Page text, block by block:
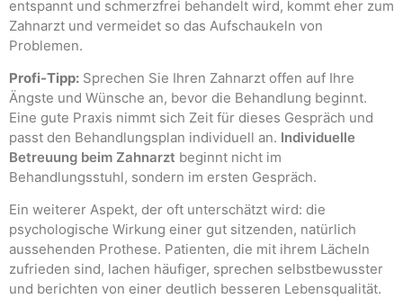
entspannt und schmerzfrei behandelt wird, kommt eher zum
Zahnarzt und vermeidet so das Aufschaukeln von
Problemen.
Profi-Tipp: Sprechen Sie Ihren Zahnarzt offen auf Ihre
Ängste und Wünsche an, bevor die Behandlung beginnt.
Eine gute Praxis nimmt sich Zeit für dieses Gespräch und
passt den Behandlungsplan individuell an. Individuelle
Betreuung beim Zahnarzt beginnt nicht im
Behandlungsstuhl, sondern im ersten Gespräch.
Ein weiterer Aspekt, der oft unterschätzt wird: die
psychologische Wirkung einer gut sitzenden, natürlich
aussehenden Prothese. Patienten, die mit ihrem Lächeln
zufrieden sind, lachen häufiger, sprechen selbstbewusster
und berichten von einer deutlich besseren Lebensqualität.